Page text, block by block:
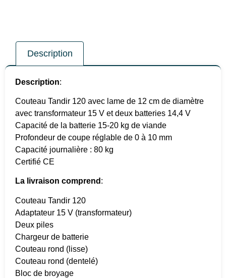
Description
Description:
Couteau Tandir 120 avec lame de 12 cm de diamètre
avec transformateur 15 V et deux batteries 14,4 V
Capacité de la batterie 15-20 kg de viande
Profondeur de coupe réglable de 0 à 10 mm
Capacité journalière : 80 kg
Certifié CE
La livraison comprend :
Couteau Tandir 120
Adaptateur 15 V (transformateur)
Deux piles
Chargeur de batterie
Couteau rond (lisse)
Couteau rond (dentelé)
Bloc de broyage